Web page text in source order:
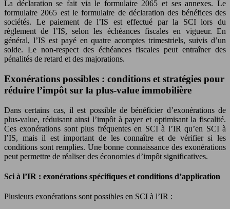
La déclaration se fait via le formulaire 2065 et ses annexes. Le
formulaire 2065 est le formulaire de déclaration des bénéfices des
sociétés. Le paiement de l’IS est effectué par la SCI lors du
règlement de l’IS, selon les échéances fiscales en vigueur. En
général, l’IS est payé en quatre acomptes trimestriels, suivis d’un
solde. Le non-respect des échéances fiscales peut entraîner des
pénalités de retard et des majorations.
Exonérations possibles : conditions et stratégies pour
réduire l’impôt sur la plus-value immobilière
Dans certains cas, il est possible de bénéficier d’exonérations de
plus-value, réduisant ainsi l’impôt à payer et optimisant la fiscalité.
Ces exonérations sont plus fréquentes en SCI à l’IR qu’en SCI à
l’IS, mais il est important de les connaître et de vérifier si les
conditions sont remplies. Une bonne connaissance des exonérations
peut permettre de réaliser des économies d’impôt significatives.
Sci à l’IR : exonérations spécifiques et conditions d’application
Plusieurs exonérations sont possibles en SCI à l’IR :